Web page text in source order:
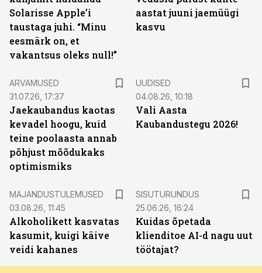
Solarisse Apple’i
taustaga juhi. “Minu
eesmärk on, et
vakantsus oleks null!”
aastat juuni jaemüügi
kasvu
ARVAMUSED
31.07.26, 17:37
Jaekaubandus kaotas
kevadel hoogu, kuid
teine poolaasta annab
põhjust mõõdukaks
optimismiks
UUDISED
04.08.26, 10:18
Vali Aasta
Kaubandustegu 2026!
MAJANDUSTULEMUSED
03.08.26, 11:45
Alkoholikett kasvatas
kasumit, kuigi käive
veidi kahanes
SISUTURUNDUS
25.06.26, 16:24
Kuidas õpetada
klienditoe AI-d nagu uut
töötajat?